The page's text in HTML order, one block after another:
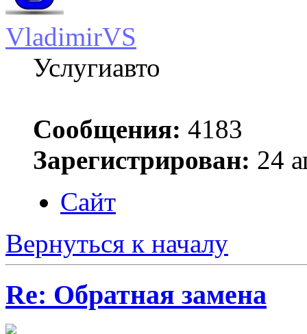
VladimirVS
Услугиавто
Сообщения: 4183
Зарегистрирован: 24
Сайт
Вернуться к началу
Re: Обратная замена